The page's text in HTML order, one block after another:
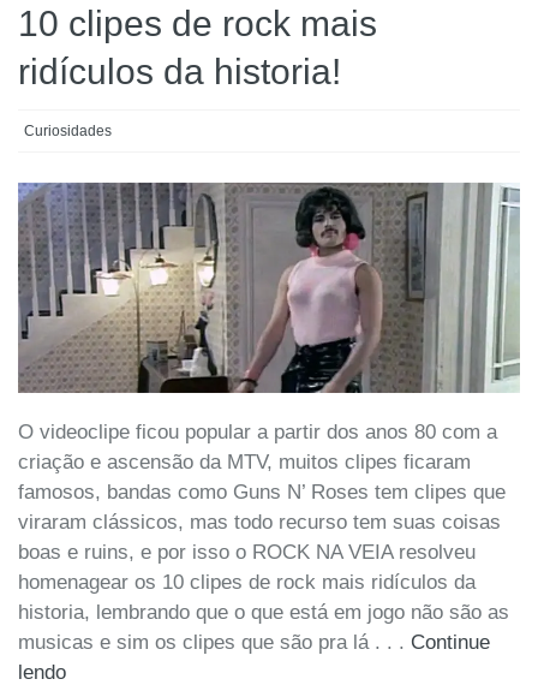
10 clipes de rock mais
ridículos da historia!
Curiosidades
O videoclipe ficou popular a partir dos anos 80 com a
criação e ascensão da MTV, muitos clipes ficaram
famosos, bandas como Guns N’ Roses tem clipes que
viraram clássicos, mas todo recurso tem suas coisas
boas e ruins, e por isso o ROCK NA VEIA resolveu
homenagear os 10 clipes de rock mais ridículos da
historia, lembrando que o que está em jogo não são as
musicas e sim os clipes que são pra lá . . . Continue
lendo